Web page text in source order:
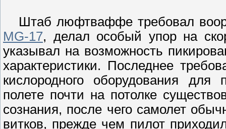
Штаб люфтваффе требовал
MG-17, делал особый упор на
указывал на возможность
характеристики. Последнее
кислородного оборудования для
полете почти на потолке
сознания, после чего самолет
витков, прежде чем пилот